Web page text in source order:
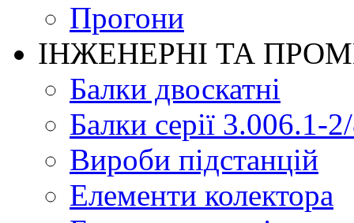
Прогони
ІНЖЕНЕРНІ ТА
Балки двоскатні
Балки серії 3.006.1-
Вироби підстанцій
Елементи колектора